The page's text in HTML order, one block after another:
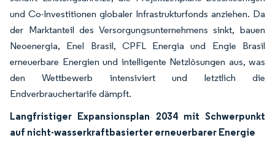
und Co-Investitionen globaler Infrastrukturfonds anziehen. Da
der Marktanteil des Versorgungsunternehmens sinkt, bauen
Neoenergia, Enel Brasil, CPFL Energia und Engie Brasil
erneuerbare Energien und intelligente Netzlösungen aus, was
den Wettbewerb intensiviert und letztlich die
Endverbrauchertarife dämpft.
Langfristiger Expansionsplan 2034 mit Schwerpunkt
auf nicht-wasserkraftbasierter erneuerbarer Energie